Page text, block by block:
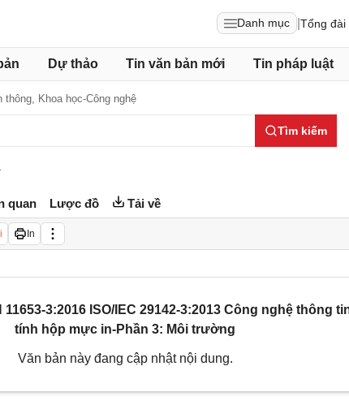
Danh mục Tổng đài
Dự thảo Tin văn bản mới Tin pháp luật
thông, Khoa học-Công nghệ
Tìm kiếm
quan Lược đồ Tải về
In
3:2016 ISO/IEC 29142-3:2013 Công nghệ thông
tính hộp mực in-Phần 3: Môi trường
Văn bản này đang cập nhật nội dung.